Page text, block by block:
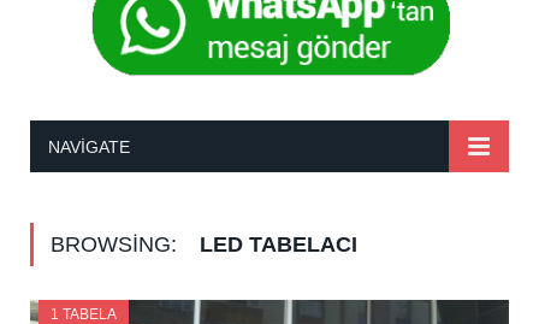
NAVIGATE
BROWSING: LED TABELACI
1 TABELA